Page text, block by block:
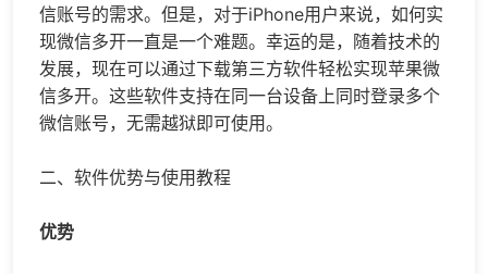
信账号的需求。但是，对于iPhone用户来说，如何实
现微信多开一直是一个难题。幸运的是，随着技术的
发展，现在可以通过下载第三方软件轻松实现苹果微
信多开。这些软件支持在同一台设备上同时登录多个
微信账号，无需越狱即可使用。
二、软件优势与使用教程
优势